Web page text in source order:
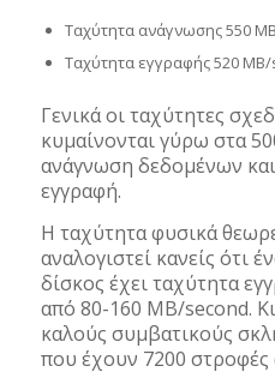
Ταχύτητα ανάγνωσης 550
Ταχύτητα εγγραφής 520
Γενικά οι ταχύτητες
κυμαίνονται γύρω στα
ανάγνωση δεδομένων
εγγραφή.
Η ταχύτητα φυσικά
αναλογιστεί κανείς ότι
δίσκος έχει ταχύτητα
από 80-160 MB/second.
καλούς συμβατικούς
που έχουν 7200 στροφές